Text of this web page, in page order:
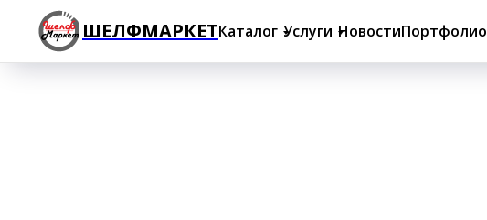
ШЕЛФМАРКЕТКаталог Услуги НовостиПортфолио